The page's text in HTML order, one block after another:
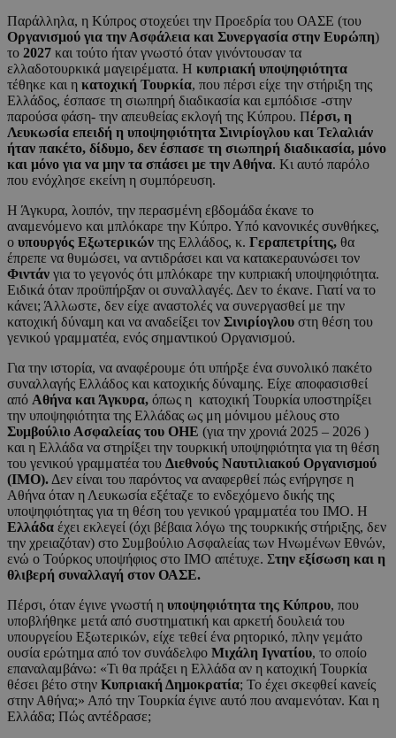
Παράλληλα, η Κύπρος στοχεύει την Προεδρία του ΟΑΣΕ (του
Οργανισμού για την Ασφάλεια και Συνεργασία στην Ευρώπη)
το 2027 και τούτο ήταν γνωστό όταν γινόντουσαν τα
ελλαδοτουρκικά μαγειρέματα. Η κυπριακή υποψηφιότητα
τέθηκε και η κατοχική Τουρκία, που πέρσι είχε την στήριξη της
Ελλάδος, έσπασε τη σιωπηρή διαδικασία και εμπόδισε -στην
παρούσα φάση- την απευθείας εκλογή της Κύπρου. Πέρσι, η
Λευκωσία επειδή η υποψηφιότητα Σινιρίογλου και Τελαλιάν
ήταν πακέτο, δίδυμο, δεν έσπασε τη σιωπηρή διαδικασία, μόνο
και μόνο για να μην τα σπάσει με την Αθήνα. Κι αυτό παρόλο
που ενόχλησε εκείνη η συμπόρευση.
Η Άγκυρα, λοιπόν, την περασμένη εβδομάδα έκανε το
αναμενόμενο και μπλόκαρε την Κύπρο. Υπό κανονικές συνθήκες,
ο υπουργός Εξωτερικών της Ελλάδος, κ. Γεραπετρίτης, θα
έπρεπε να θυμώσει, να αντιδράσει και να κατακεραυνώσει τον
Φιντάν για το γεγονός ότι μπλόκαρε την κυπριακή υποψηφιότητα.
Ειδικά όταν προϋπήρξαν οι συναλλαγές. Δεν το έκανε. Γιατί να το
κάνει; Άλλωστε, δεν είχε αναστολές να συνεργασθεί με την
κατοχική δύναμη και να αναδείξει τον Σινιρίογλου στη θέση του
γενικού γραμματέα, ενός σημαντικού Οργανισμού.
Για την ιστορία, να αναφέρουμε ότι υπήρξε ένα συνολικό πακέτο
συναλλαγής Ελλάδος και κατοχικής δύναμης. Είχε αποφασισθεί
από Αθήνα και Άγκυρα, όπως η κατοχική Τουρκία υποστηρίξει
την υποψηφιότητα της Ελλάδας ως μη μόνιμου μέλους στο
Συμβούλιο Ασφαλείας του ΟΗΕ (για την χρονιά 2025 – 2026 )
και η Ελλάδα να στηρίξει την τουρκική υποψηφιότητα για τη θέση
του γενικού γραμματέα του Διεθνούς Ναυτιλιακού Οργανισμού
(ΙΜΟ). Δεν είναι του παρόντος να αναφερθεί πώς ενήργησε η
Αθήνα όταν η Λευκωσία εξέταζε το ενδεχόμενο δικής της
υποψηφιότητας για τη θέση του γενικού γραμματέα του ΙΜΟ. Η
Ελλάδα έχει εκλεγεί (όχι βέβαια λόγω της τουρκικής στήριξης, δεν
την χρειαζόταν) στο Συμβούλιο Ασφαλείας των Ηνωμένων Εθνών,
ενώ ο Τούρκος υποψήφιος στο ΙΜΟ απέτυχε. Στην εξίσωση και η
θλιβερή συναλλαγή στον ΟΑΣΕ.
Πέρσι, όταν έγινε γνωστή η υποψηφιότητα της Κύπρου, που
υποβλήθηκε μετά από συστηματική και αρκετή δουλειά του
υπουργείου Εξωτερικών, είχε τεθεί ένα ρητορικό, πλην γεμάτο
ουσία ερώτημα από τον συνάδελφο Μιχάλη Ιγνατίου, το οποίο
επαναλαμβάνω: «Τι θα πράξει η Ελλάδα αν η κατοχική Τουρκία
θέσει βέτο στην Κυπριακή Δημοκρατία; Το έχει σκεφθεί κανείς
στην Αθήνα;» Από την Τουρκία έγινε αυτό που αναμενόταν. Και η
Ελλάδα; Πώς αντέδρασε;